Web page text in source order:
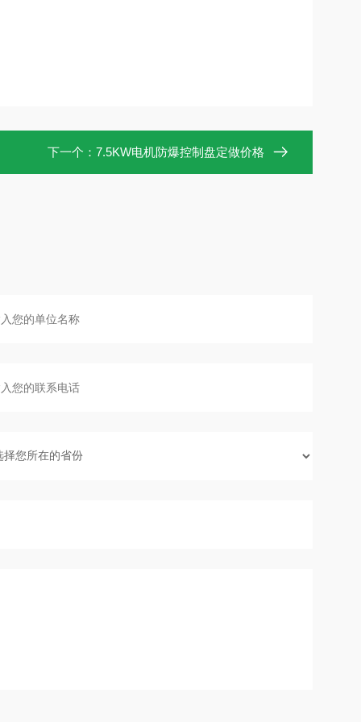
下一个： 7.5KW电机防爆控制盘定做价格